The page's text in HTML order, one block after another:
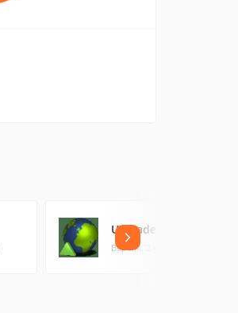
Uploader
Версия: 2.4.3.1 (0.64 МБ)